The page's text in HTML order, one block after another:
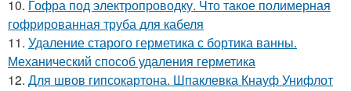
10. Гофра под электропроводку. Что такое полимерная
гофрированная труба для кабеля
11. Удаление старого герметика с бортика ванны.
Механический способ удаления герметика
12. Для швов гипсокартона. Шпаклевка Кнауф Унифлот